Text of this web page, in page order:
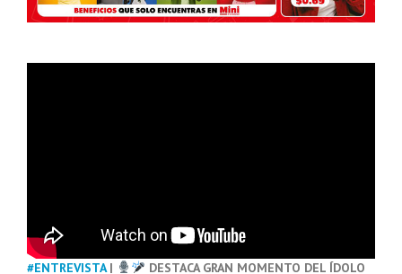
#ENTREVISTA|
DESTACA GRAN MOMENTO DEL ÍDOLO